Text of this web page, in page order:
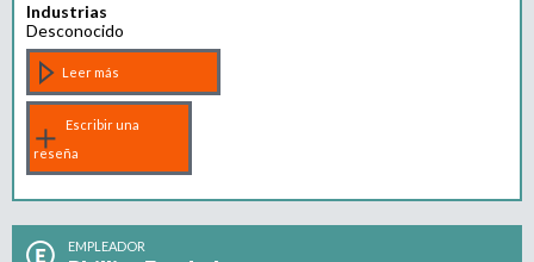
Industrias
Desconocido
Leer más
Escribir una
reseña
EMPLEADOR